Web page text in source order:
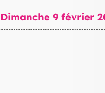
Dimanche 9 février